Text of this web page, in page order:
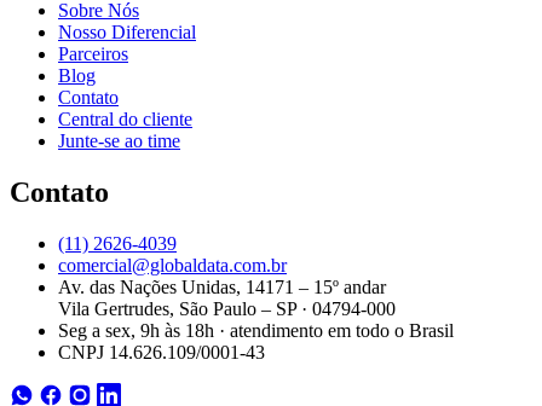
Sobre Nós
Nosso Diferencial
Parceiros
Blog
Contato
Central do cliente
Junte-se ao time
Contato
(11) 2626-4039
comercial@globaldata.com.br
Av. das Nações Unidas, 14171 – 15º andar
Vila Gertrudes, São Paulo – SP · 04794-000
Seg a sex, 9h às 18h · atendimento em todo o Brasil
CNPJ 14.626.109/0001-43